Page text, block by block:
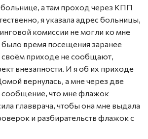
а там проход через КПП
я указала адрес больницы,
комиссии не могли ко мне
было время посещения заранее
своём приходе не сообщают,
внезапности. И я об их приходе
вернулась, а мне через две
сообщение, что мне флажок
главврача, чтобы она мне выдала
и разбирательств флажок с